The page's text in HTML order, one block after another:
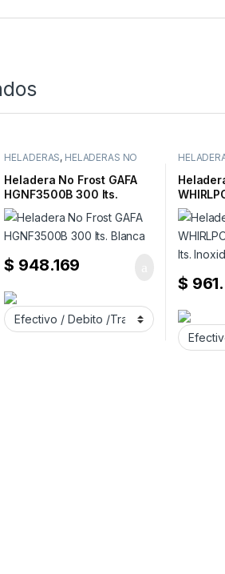
HELADERAS, HELADERAS NO
Heladera No Frost GAFA
HGNF3500B 300 lts.
Blanca
$ 948.169
340 lts.
$